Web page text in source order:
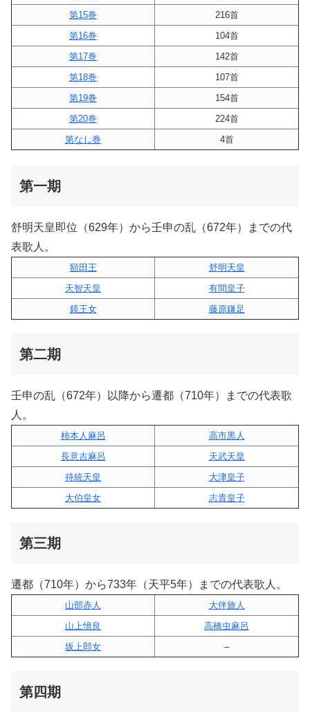
第15巻
216首
第16巻
104首
第17巻
142首
第18巻
107首
第19巻
154首
第20巻
224首
第なし巻
4首
第一期
舒明天皇即位（629年）から壬申の乱（672年）までの代
表歌人。
額田王
舒明天皇
天智天皇
有間皇子
鏡王女
藤原鎌足
第二期
壬申の乱（672年）以降から遷都（710年）までの代表歌
人。
柿本人麻呂
高市黒人
長意吉麻呂
天武天皇
持統天皇
大津皇子
大伯皇女
志貴皇子
第三期
遷都（710年）から733年（天平5年）までの代表歌人。
山部赤人
大伴旅人
山上憶良
高橋虫麻呂
坂上郎女
–
第四期